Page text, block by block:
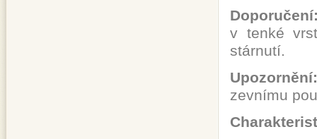
v tenké
stárnutí.
Upozornění:
zevnímu